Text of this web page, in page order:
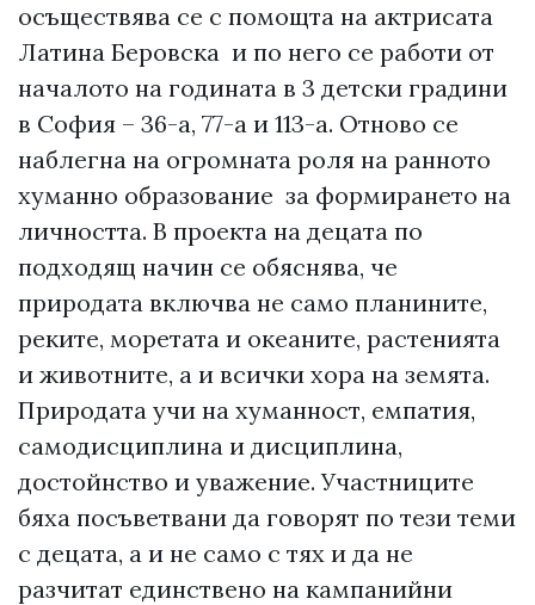
осъществява се с помощта на актрисата
Латина Беровска и по него се работи от
началото на годината в 3 детски градини
в София – 36-а, 77-а и 113-а. Отново се
наблегна на огромната роля на ранното
хуманно образование за формирането на
личността. В проекта на децата по
подходящ начин се обяснява, че
природата включва не само планините,
реките, моретата и океаните, растенията
и животните, а и всички хора на земята.
Природата учи на хуманност, емпатия,
самодисциплина и дисциплина,
достойнство и уважение. Участниците
бяха посъветвани да говорят по тези теми
с децата, а и не само с тях и да не
разчитат единствено на кампанийни